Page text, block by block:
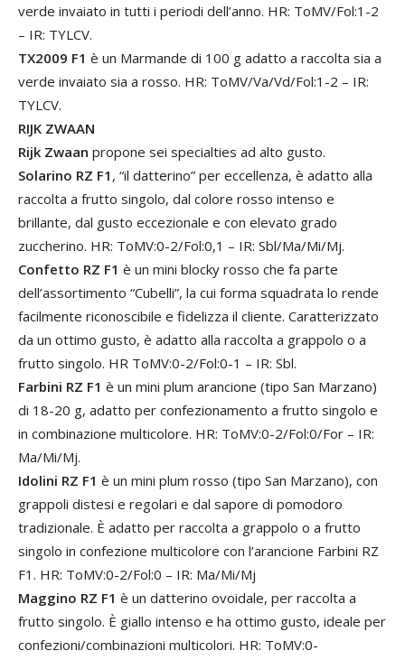
verde invaiato in tutti i periodi dell’anno. HR: ToMV/Fol:1-2
– IR: TYLCV.
TX2009 F1 è un Marmande di 100 g adatto a raccolta sia a
verde invaiato sia a rosso. HR: ToMV/Va/Vd/Fol:1-2 – IR:
TYLCV.
RIJK ZWAAN
Rijk Zwaan propone sei specialties ad alto gusto.
Solarino RZ F1 , “il datterino” per eccellenza, è adatto alla
raccolta a frutto singolo, dal colore rosso intenso e
brillante, dal gusto eccezionale e con elevato grado
zuccherino. HR: ToMV:0-2/Fol:0,1 – IR: Sbl/Ma/Mi/Mj.
Confetto RZ F1 è un mini blocky rosso che fa parte
dell’assortimento “Cubelli”, la cui forma squadrata lo rende
facilmente riconoscibile e fidelizza il cliente. Caratterizzato
da un ottimo gusto, è adatto alla raccolta a grappolo o a
frutto singolo. HR ToMV:0-2/Fol:0-1 – IR: Sbl.
Farbini RZ F1 è un mini plum arancione (tipo San Marzano)
di 18-20 g, adatto per confezionamento a frutto singolo e
in combinazione multicolore. HR: ToMV:0-2/Fol:0/For – IR:
Ma/Mi/Mj.
Idolini RZ F1 è un mini plum rosso (tipo San Marzano), con
grappoli distesi e regolari e dal sapore di pomodoro
tradizionale. È adatto per raccolta a grappolo o a frutto
singolo in confezione multicolore con l’arancione Farbini RZ
F1. HR: ToMV:0-2/Fol:0 – IR: Ma/Mi/Mj
Maggino RZ F1 è un datterino ovoidale, per raccolta a
frutto singolo. È giallo intenso e ha ottimo gusto, ideale per
confezioni/combinazioni multicolori. HR: ToMV:0-